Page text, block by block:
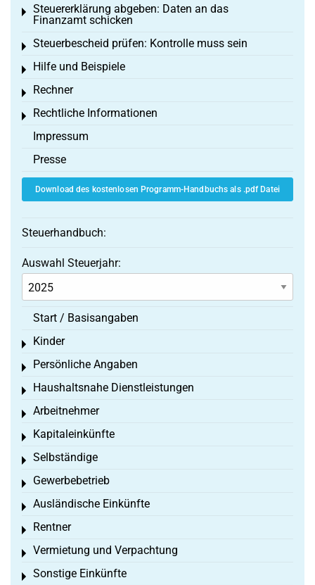
Steuererklärung abgeben: Daten an das
Finanzamt schicken
Toggle menu
Steuerbescheid prüfen: Kontrolle muss sein
Toggle menu
Hilfe und Beispiele
Toggle menu
Rechner
Toggle menu
Rechtliche Informationen
Toggle menu
Impressum
Presse
Download des kostenlosen Programm-Handbuchs als .pdf Datei
Steuerhandbuch:
Auswahl Steuerjahr:
Start / Basisangaben
Kinder
Toggle menu
Persönliche Angaben
Toggle menu
Haushaltsnahe Dienstleistungen
Toggle menu
Arbeitnehmer
Toggle menu
Kapitaleinkünfte
Toggle menu
Selbständige
Toggle menu
Gewerbebetrieb
Toggle menu
Ausländische Einkünfte
Toggle menu
Rentner
Toggle menu
Vermietung und Verpachtung
Toggle menu
Sonstige Einkünfte
Toggle menu